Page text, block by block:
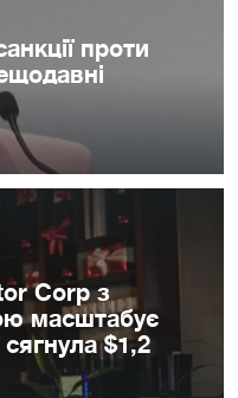
проти
Corp з
масштабує
$1,2